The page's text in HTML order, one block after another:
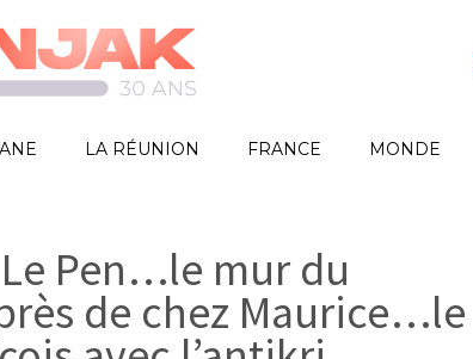
LA RÉUNION FRANCE MONDE
Pen…le mur du
de chez Maurice…le